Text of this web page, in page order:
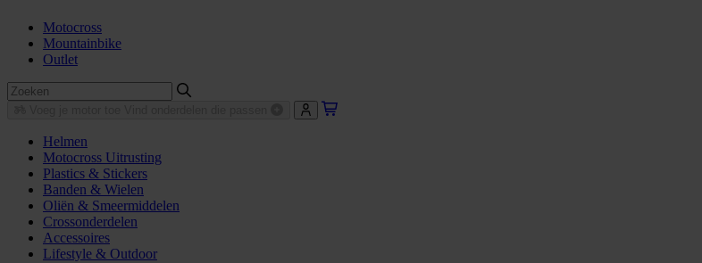
Motocross
Mountainbike
Outlet
Helmen
Motocross Uitrusting
Plastics & Stickers
Banden & Wielen
Oliën & Smeermiddelen
Crossonderdelen
Accessoires
Lifestyle & Outdoor